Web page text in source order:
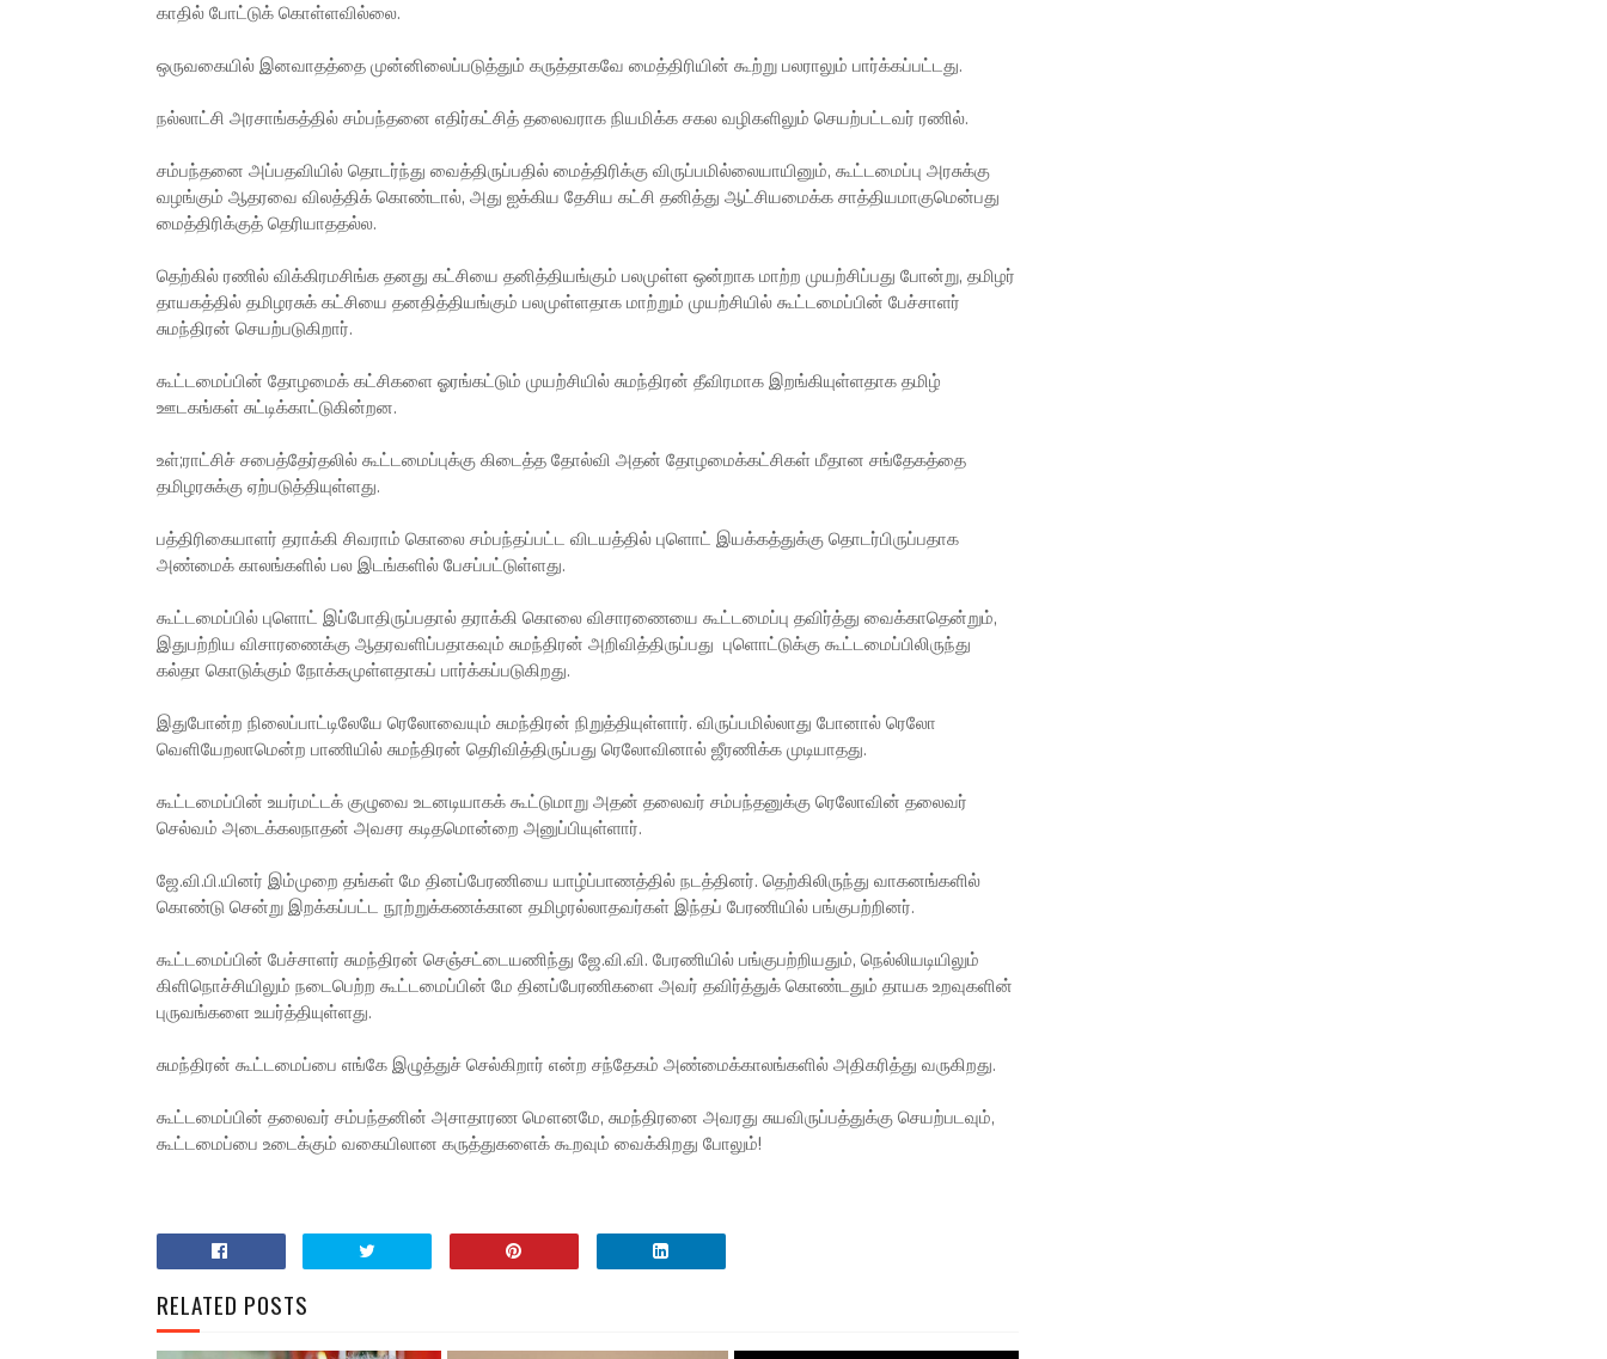
காதில் போட்டுக் கொள்ளவில்லை.
ஒருவகையில் இனவாதத்தை முன்னிலைப்படுத்தும் கருத்தாகவே மைத்திரியின் கூற்று பலராலும் பார்க்கப்பட்டது.
நல்லாட்சி அரசாங்கத்தில் சம்பந்தனை எதிர்கட்சித் தலைவராக நியமிக்க சகல வழிகளிலும் செயற்பட்டவர் ரணில்.
சம்பந்தனை அப்பதவியில் தொடர்ந்து வைத்திருப்பதில் மைத்திரிக்கு விருப்பமில்லையாயினும், கூட்டமைப்பு அரசுக்கு
வழங்கும் ஆதரவை விலத்திக் கொண்டால், அது ஐக்கிய தேசிய கட்சி தனித்து ஆட்சியமைக்க சாத்தியமாகுமென்பது
மைத்திரிக்குத் தெரியாததல்ல.
தெற்கில் ரணில் விக்கிரமசிங்க தனது கட்சியை தனித்தியங்கும் பலமுள்ள ஒன்றாக மாற்ற முயற்சிப்பது போன்று, தமிழர்
தாயகத்தில் தமிழரசுக் கட்சியை தனதித்தியங்கும் பலமுள்ளதாக மாற்றும் முயற்சியில் கூட்டமைப்பின் பேச்சாளர்
சுமந்திரன் செயற்படுகிறார்.
கூட்டமைப்பின் தோழமைக் கட்சிகளை ஓரங்கட்டும் முயற்சியில் சுமந்திரன் தீவிரமாக இறங்கியுள்ளதாக தமிழ்
ஊடகங்கள் சுட்டிக்காட்டுகின்றன.
உள்;ராட்சிச் சபைத்தேர்தலில் கூட்டமைப்புக்கு கிடைத்த தோல்வி அதன் தோழமைக்கட்சிகள் மீதான சங்தேகத்தை
தமிழரசுக்கு ஏற்படுத்தியுள்ளது.
பத்திரிகையாளர் தராக்கி சிவராம் கொலை சம்பந்தப்பட்ட விடயத்தில் புளொட் இயக்கத்துக்கு தொடர்பிருப்பதாக
அண்மைக் காலங்களில் பல இடங்களில் பேசப்பட்டுள்ளது.
கூட்டமைப்பில் புளொட் இப்போதிருப்பதால் தராக்கி கொலை விசாரணையை கூட்டமைப்பு தவிர்த்து வைக்காதென்றும்,
இதுபற்றிய விசாரணைக்கு ஆதரவளிப்பதாகவும் சுமந்திரன் அறிவித்திருப்பது புளொட்டுக்கு கூட்டமைப்பிலிருந்து
கல்தா கொடுக்கும் நோக்கமுள்ளதாகப் பார்க்கப்படுகிறது.
இதுபோன்ற நிலைப்பாட்டிலேயே ரெலோவையும் சுமந்திரன் நிறுத்தியுள்ளார். விருப்பமில்லாது போனால் ரெலோ
வெளியேறலாமென்ற பாணியில் சுமந்திரன் தெரிவித்திருப்பது ரெலோவினால் ஜீரணிக்க முடியாதது.
கூட்டமைப்பின் உயர்மட்டக் குழுவை உடனடியாகக் கூட்டுமாறு அதன் தலைவர் சம்பந்தனுக்கு ரெலோவின் தலைவர்
செல்வம் அடைக்கலநாதன் அவசர கடிதமொன்றை அனுப்பியுள்ளார்.
ஜே.வி.பி.யினர் இம்முறை தங்கள் மே தினப்பேரணியை யாழ்ப்பாணத்தில் நடத்தினர். தெற்கிலிருந்து வாகனங்களில்
கொண்டு சென்று இறக்கப்பட்ட நூற்றுக்கணக்கான தமிழரல்லாதவர்கள் இந்தப் பேரணியில் பங்குபற்றினர்.
கூட்டமைப்பின் பேச்சாளர் சுமந்திரன் செஞ்சட்டையணிந்து ஜே.வி.வி. பேரணியில் பங்குபற்றியதும், நெல்லியடியிலும்
கிளிநொச்சியிலும் நடைபெற்ற கூட்டமைப்பின் மே தினப்பேரணிகளை அவர் தவிர்த்துக் கொண்டதும் தாயக உறவுகளின்
புருவங்களை உயர்த்தியுள்ளது.
சுமந்திரன் கூட்டமைப்பை எங்கே இழுத்துச் செல்கிறார் என்ற சந்தேகம் அண்மைக்காலங்களில் அதிகரித்து வருகிறது.
கூட்டமைப்பின் தலைவர் சம்பந்தனின் அசாதாரண மௌனமே, சுமந்திரனை அவரது சுயவிருப்பத்துக்கு செயற்படவும்,
கூட்டமைப்பை உடைக்கும் வகையிலான கருத்துகளைக் கூறவும் வைக்கிறது போலும்!
RELATED POSTS